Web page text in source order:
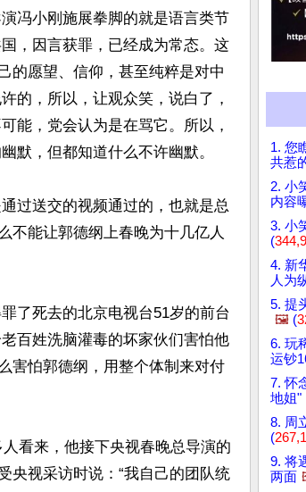
冯小刚施展拳脚的就是语言类节
，因言获罪，已经成为常态。这
的愿望、信仰，甚至纯粹是对中
的，所以，让观众笑，说白了，
能，党会认为是在骂它。所以，
默，但都知道什么不许幽默。
过送交的视频通过的，也就是总
不能让郭德纲上春晚为十几亿人
了死去的北京电视台51岁的前台
百姓洗脑灌毒的坏家伙们害怕他
害怕郭德纲，用整个体制来对付
看来，他接下央视春晚总导演的
央视采访时说：“我自己的团队统
1. 您
共惹
2. 小
内容
3. 小
(
4. 新
人为
5. 提
🖼️ (
6. 玩
运钞
7. 怀
地姐"
8. 周
(
9. 将
两面